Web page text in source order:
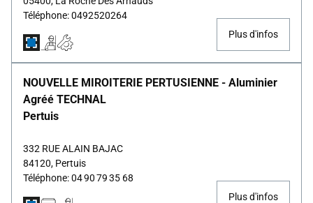
Téléphone: 0492520264
Plus d'infos
NOUVELLE MIROITERIE PERTUSIENNE - Aluminier
Agréé TECHNAL
Pertuis
332 RUE ALAIN BAJAC
84120, Pertuis
Téléphone: 04 90 79 35 68
Plus d'infos